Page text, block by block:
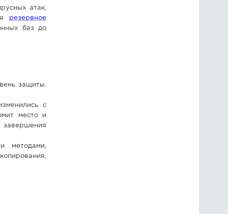
атак,
резервное
баз до
защиты.
с
место и
методами,